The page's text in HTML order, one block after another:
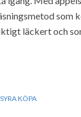
som
läckert och
KÖPA